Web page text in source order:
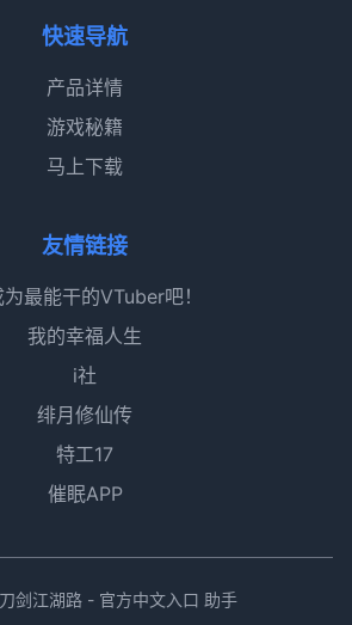
快速导航
产品详情
游戏秘籍
马上下载
友情链接
最能干的VTuber吧！
我的幸福人生
i社
绯月修仙传
特工17
催眠APP
剑江湖路 - 官方中文入口 助手